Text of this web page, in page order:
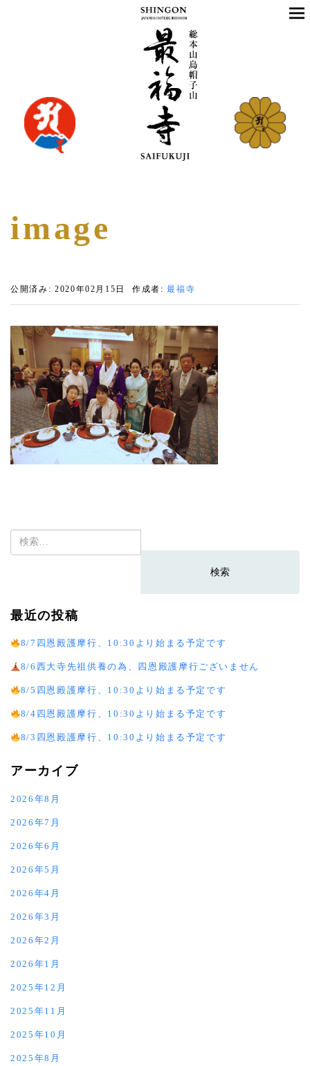
image
公開済み: 2020年02月15日 作成者:最福寺
検
索:
最近の投稿
8/7四恩殿護摩行、10:30より始まる予定です
8/6西大寺先祖供養の為、四恩殿護摩行ございません
8/5四恩殿護摩行、10:30より始まる予定です
8/4四恩殿護摩行、10:30より始まる予定です
8/3四恩殿護摩行、10:30より始まる予定です
アーカイブ
2026年8月
2026年7月
2026年6月
2026年5月
2026年4月
2026年3月
2026年2月
2026年1月
2025年12月
2025年11月
2025年10月
2025年8月